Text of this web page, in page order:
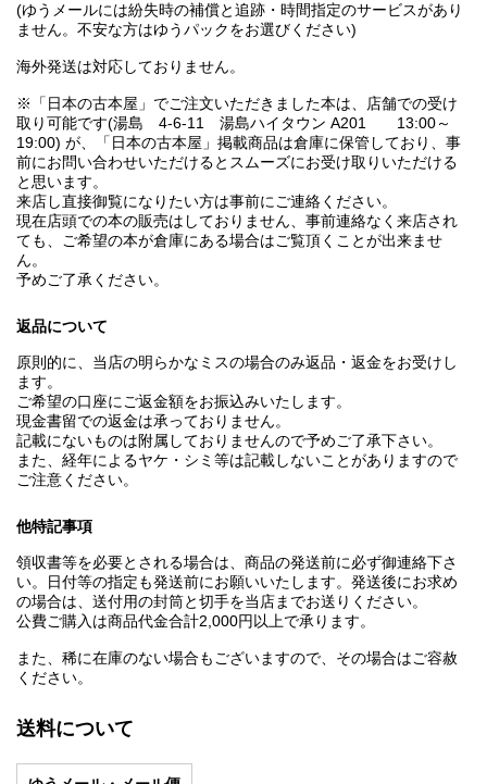
(ゆうメールには紛失時の補償と追跡・時間指定のサービスがあり
ません。不安な方はゆうパックをお選びください)
海外発送は対応しておりません。
※「日本の古本屋」でご注文いただきました本は、店舗での受け
取り可能です(湯島 4-6-11 湯島ハイタウン A201 13:00～
19:00) が、「日本の古本屋」掲載商品は倉庫に保管しており、事
前にお問い合わせいただけるとスムーズにお受け取りいただける
と思います。
来店し直接御覧になりたい方は事前にご連絡ください。
現在店頭での本の販売はしておりません、事前連絡なく来店され
ても、ご希望の本が倉庫にある場合はご覧頂くことが出来ませ
ん。
予めご了承ください。
返品について
原則的に、当店の明らかなミスの場合のみ返品・返金をお受けし
ます。
ご希望の口座にご返金額をお振込みいたします。
現金書留での返金は承っておりません。
記載にないものは附属しておりませんので予めご了承下さい。
また、経年によるヤケ・シミ等は記載しないことがありますので
ご注意ください。
他特記事項
領収書等を必要とされる場合は、商品の発送前に必ず御連絡下さ
い。日付等の指定も発送前にお願いいたします。発送後にお求め
の場合は、送付用の封筒と切手を当店までお送りください。
公費ご購入は商品代金合計2,000円以上で承ります。
また、稀に在庫のない場合もございますので、その場合はご容赦
ください。
送料について